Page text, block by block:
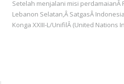
Setelah menjalani misi perdamaianÂ
Lebanon Selatan,Â SatgasÂ
Konga XXIII-L/UnifilÂ (United Nations